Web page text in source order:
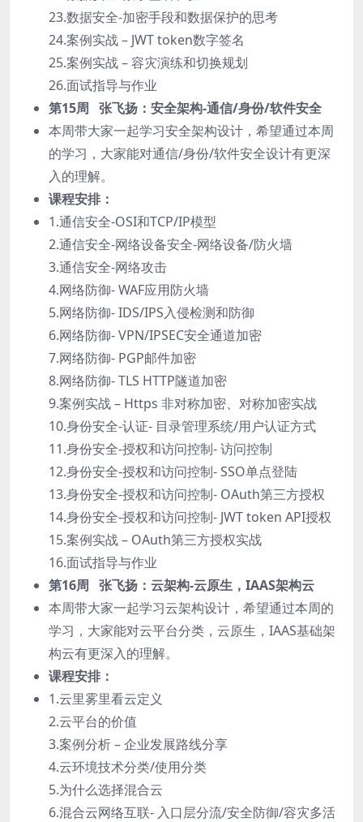
23.数据安全-加密手段和数据保护的思考
24.案例实战 – JWT token数字签名
25.案例实战 – 容灾演练和切换规划
26.面试指导与作业
第15周 张飞扬：安全架构-通信/身份/软件安全
本周带大家一起学习安全架构设计，希望通过本周
的学习，大家能对通信/身份/软件安全设计有更深
入的理解。
课程安排：
1.通信安全-OSI和TCP/IP模型
2.通信安全-网络设备安全-网络设备/防火墙
3.通信安全-网络攻击
4.网络防御- WAF应用防火墙
5.网络防御- IDS/IPS入侵检测和防御
6.网络防御- VPN/IPSEC安全通道加密
7.网络防御- PGP邮件加密
8.网络防御- TLS HTTP隧道加密
9.案例实战 – Https 非对称加密、对称加密实战
10.身份安全-认证- 目录管理系统/用户认证方式
11.身份安全-授权和访问控制- 访问控制
12.身份安全-授权和访问控制- SSO单点登陆
13.身份安全-授权和访问控制- OAuth第三方授权
14.身份安全-授权和访问控制- JWT token API授权
15.案例实战 – OAuth第三方授权实战
16.面试指导与作业
第16周 张飞扬：云架构-云原生，IAAS架构云
本周带大家一起学习云架构设计，希望通过本周的
学习，大家能对云平台分类，云原生，IAAS基础架
构云有更深入的理解。
课程安排：
1.云里雾里看云定义
2.云平台的价值
3.案例分析 – 企业发展路线分享
4.云环境技术分类/使用分类
5.为什么选择混合云
6.混合云网络互联- 入口层分流/安全防御/容灾多活